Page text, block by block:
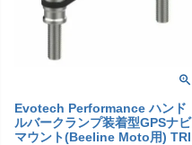
Evotech Performance ハンド
ルバークランプ装着型GPSナビ
マウント(Beeline Moto用) TRI